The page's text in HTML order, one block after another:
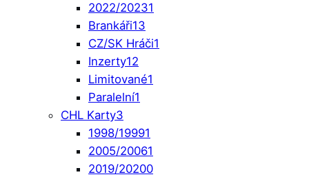
2022/20231
Brankáři13
CZ/SK Hráči1
Inzerty12
Limitované1
Paralelní1
CHL Karty3
1998/19991
2005/20061
2019/20200